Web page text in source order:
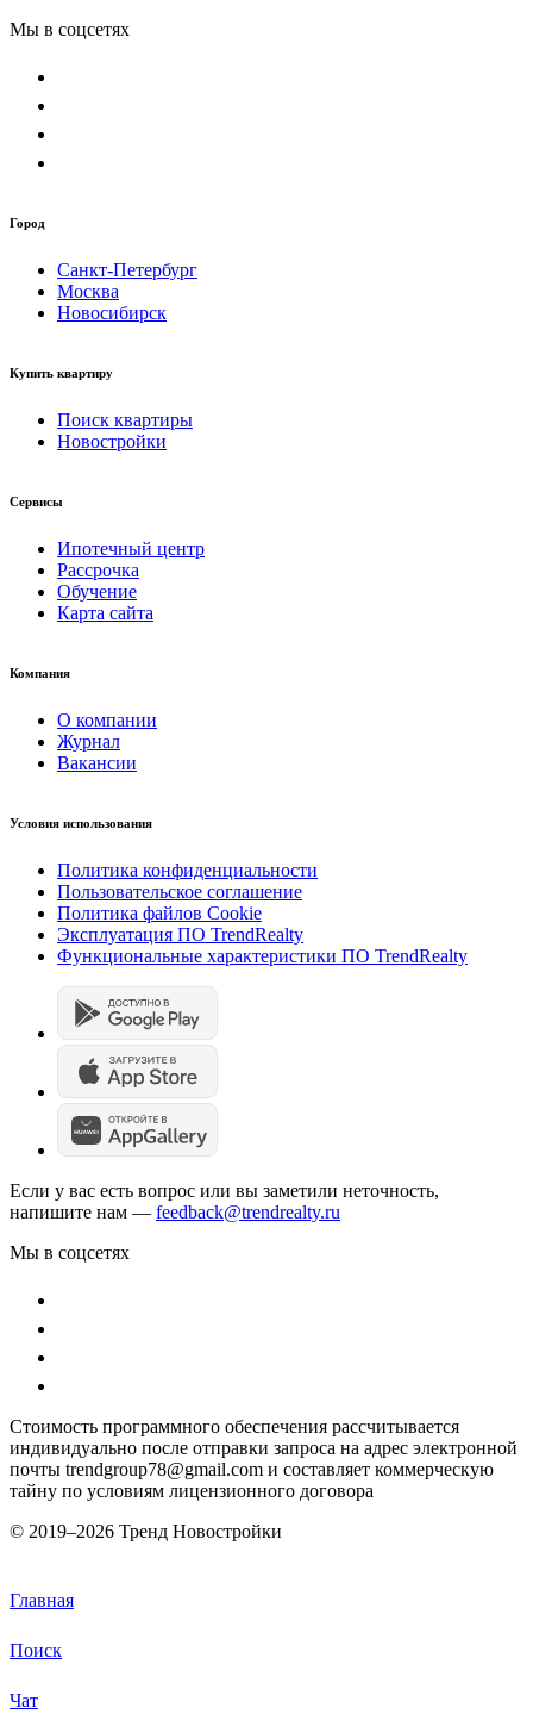
Мы в соцсетях
Город
Санкт-Петербург
Москва
Новосибирск
Купить квартиру
Поиск квартиры
Новостройки
Сервисы
Ипотечный центр
Рассрочка
Обучение
Карта сайта
Компания
О компании
Журнал
Вакансии
Условия использования
Политика конфиденциальности
Пользовательское соглашение
Политика файлов Cookie
Эксплуатация ПО TrendRealty
Функциональные характеристики ПО TrendRealty
Если у вас есть вопрос или вы заметили неточность,
напишите нам — feedback@trendrealty.ru
Мы в соцсетях
Стоимость программного обеспечения рассчитывается
индивидуально после отправки запроса на адрес электронной
почты trendgroup78@gmail.com и составляет коммерческую
тайну по условиям лицензионного договора
© 2019–2026 Тренд Новостройки
Главная
Поиск
Чат